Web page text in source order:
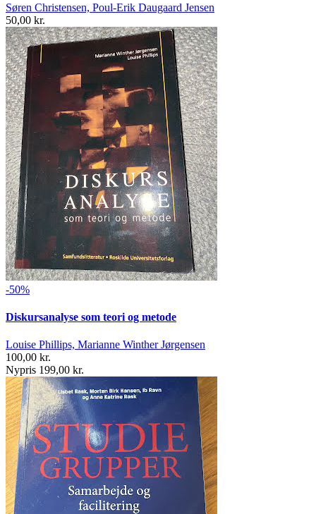
Søren Christensen, Poul-Erik Daugaard Jensen
50,00 kr.
-50%
Diskursanalyse som teori og metode
Louise Phillips, Marianne Winther Jørgensen
100,00 kr.
Nypris 199,00 kr.